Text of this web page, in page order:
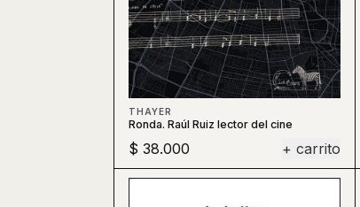
THAYER
Ronda. Raúl Ruiz lector del cine
$ 38.000 + carrito